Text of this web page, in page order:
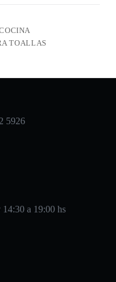
TOALLAS
5926
a 19:00 hs